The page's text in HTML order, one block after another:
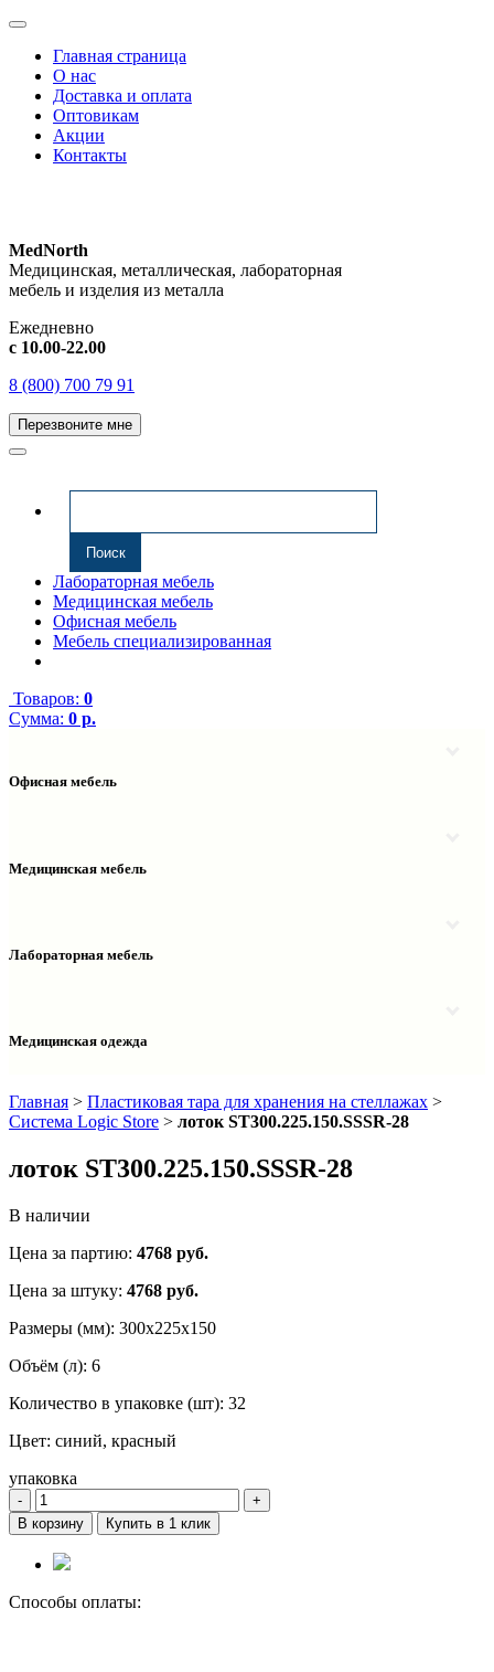
Главная страница
О нас
Доставка и оплата
Оптовикам
Акции
Контакты
MedNorth
Медицинская, металлическая, лабораторная
мебель и изделия из металла
Ежедневно
с 10.00-22.00
8 (800) 700 79 91
Перезвоните мне
Лабораторная мебель
Медицинская мебель
Офисная мебель
Мебель специализированная
Товаров: 0
Сумма: 0 р.
Офисная мебель
Надстройки
Столы рабочие
Шкафы колонки
Медицинская мебель
Шкафы колонки медицинские
Лабораторная мебель
Тумбы мойки лабораторные
Медицинская одежда
Главная > Пластиковая тара для хранения на стеллажах >
Система Logic Store > лоток ST300.225.150.SSSR-28
лоток ST300.225.150.SSSR-28
В наличии
Цена за партию: 4768 руб.
Цена за штуку: 4768 руб.
Размеры (мм): 300х225х150
Объём (л): 6
Количество в упаковке (шт): 32
Цвет: синий, красный
упаковка
‐
+
В корзину
Купить в 1 клик
Способы оплаты: